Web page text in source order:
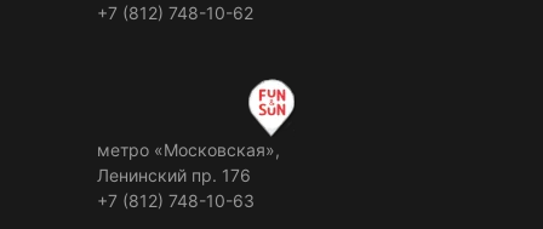
+7 (812) 748-10-62
метро «Московская»,
Ленинский пр. 176
+7 (812) 748-10-63